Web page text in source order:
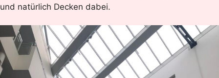
und natürlich Decken dabei.